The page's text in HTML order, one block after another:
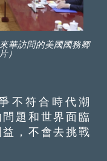
華訪問的美國國務卿
）
符合時代潮
題和世界面臨
，不會去挑戰